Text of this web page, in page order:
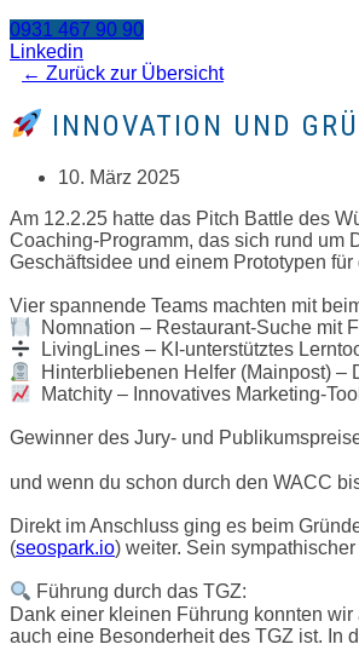
0931 467 90 90
Linkedin
← Zurück zur Übersicht
INNOVATION UND
10. März 2025
Am 12.2.25 hatte das Pitch Battle des
Coaching-Programm, das sich rund um
Geschäftsidee und einem Prototypen
Vier spannende Teams machten mit
Nomnation – Restaurant-Suche mit
LivingLines – KI-unterstütztes
Hinterbliebenen Helfer (Mainpost) –
Matchity – Innovatives Marketing-Tool
Gewinner des Jury- und
und wenn du schon durch den WACC
Direkt im Anschluss ging es beim
(seospark.io) weiter. Sein
Führung durch das TGZ:
Dank einer kleinen Führung konnten
auch eine Besonderheit des TGZ ist. In